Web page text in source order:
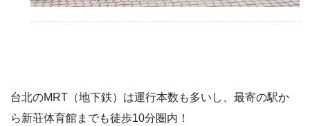
台北のMRT（地下鉄）は運行本数も多いし、最寄の駅か
ら新荘体育館までも徒歩10分圏内！